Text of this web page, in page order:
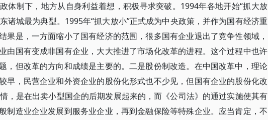
体制下，地方从自身利益着想，积极寻求突破。1994年各地开始“抓大放
诸城最为典型。1995年“抓大放小”正式成为中央政策，并作为国有经济重
果是，一方面缩小了国有经济的范围，很多国有企业退出了竞争性领域，
由国有变成非国有企业，大大推进了市场化改革的进程。这个过程中也许
，但改革的方向和成绩是主要的。二是股份制改造。在中国改革中，理论
早，民营企业和外资企业的股份化形式也不少见，但国有企业的股份化改
，是在出卖小型国企的后期发展起来的，而《公司法》的通过实施使其有
制造业企业发展到服务业企业，再到金融保险等特殊企业。应当肯定，不